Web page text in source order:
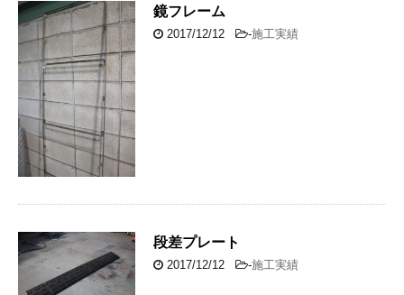
鏡フレーム
2017/12/12 -施工実績
段差プレート
2017/12/12 -施工実績